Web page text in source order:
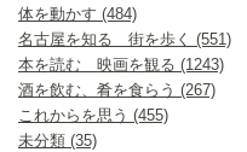
体を動かす (484)
名古屋を知る 街を歩く (551)
本を読む 映画を観る (1243)
酒を飲む、肴を食らう (267)
これからを思う (455)
未分類 (35)